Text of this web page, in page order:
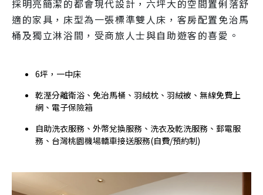
採明亮簡潔的都會現代設計，六坪大的空間置俐落舒
適的家具，床型為一張標準雙人床，客房配置免治馬
桶及獨立淋浴間，受商旅人士與自助遊客的喜愛。
6坪，一中床
乾溼分離衛浴、免治馬桶、羽絨枕、羽絨被、無線免費上
網、電子保險箱
自助洗衣服務、外幣兌換服務、洗衣及乾洗服務、郵電服
務、台灣桃園機場轎車接送服務(自費/預約制)